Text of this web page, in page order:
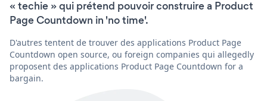
« techie » qui prétend pouvoir construire a Product
Page Countdown in 'no time'.
D'autres tentent de trouver des applications Product Page
Countdown open source, ou foreign companies qui allegedly
proposent des applications Product Page Countdown for a
bargain.